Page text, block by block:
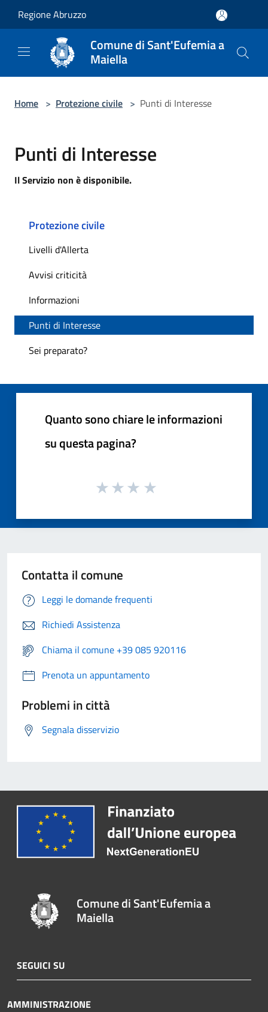
Regione Abruzzo
Comune di Sant'Eufemia a
Maiella
Home > Protezione civile > Punti di Interesse
Punti di Interesse
Il Servizio non è disponibile.
Protezione civile
Livelli d'Allerta
Avvisi criticità
Informazioni
Punti di Interesse
Sei preparato?
Quanto sono chiare le informazioni
su questa pagina?
Contatta il comune
Leggi le domande frequenti
Richiedi Assistenza
Chiama il comune +39 085 920116
Prenota un appuntamento
Problemi in città
Segnala disservizio
Comune di Sant'Eufemia a
Maiella
SEGUICI SU
AMMINISTRAZIONE